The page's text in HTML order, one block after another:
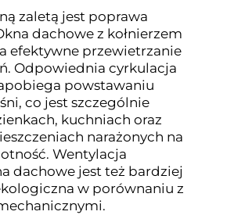
zaletą jest poprawa
dachowe z kołnierzem
efektywne przewietrzanie
Odpowiednia cyrkulacja
powstawaniu
co jest szczególnie
kuchniach oraz
narażonych na
Wentylacja
dachowe jest też bardziej
w porównaniu z